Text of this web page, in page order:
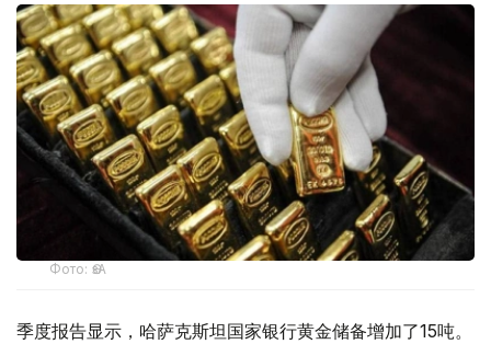
Фото: ӨзА
季度报告显示，哈萨克斯坦国家银行黄金储备增加了15吨。